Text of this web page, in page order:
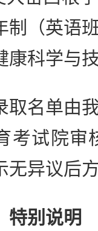
制（英语
康科学与
单由我
考试院审
无异议后
特别说明